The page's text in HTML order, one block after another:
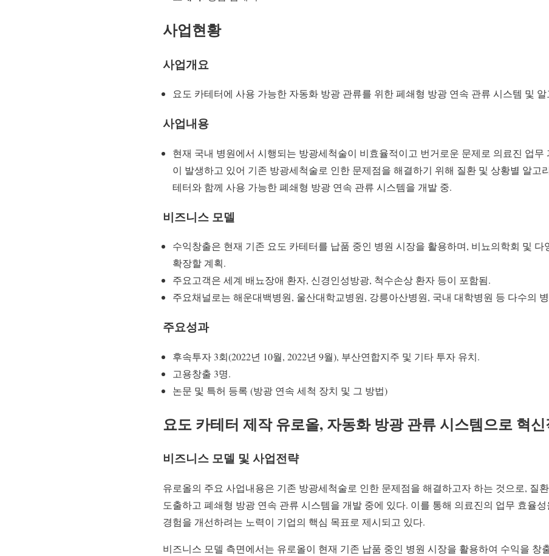
사업현황
사업개요
요도 카테터에 사용 가능한 자동화 방광 관류를 위한 페쇄형 방광 연속 관류 시스템 및
사업내용
현재 국내 병원에서 시행되는 방광세척술이 비효율적이고 번거로운 문제로 의료진 업무
이 발생하고 있어 기존 방광세척술로 인한 문제점을 해결하기 위해 질환 및 상황별 알고
테터와 함께 사용 가능한 폐쇄형 방광 연속 관류 시스템을 개발 중.
비즈니스 모델
수익창출은 현재 기존 요도 카테터를 납품 중인 병원 시장을 활용하며, 비뇨의학회 및 다
확장할 계획.
주요고객은 세계 배뇨장애 환자, 신경인성방광, 척수손상 환자 등이 포함됨.
주요채널로는 해운대백병원, 울산대학교병원, 강릉아산병원, 국내 대학병원 등 다수의
주요성과
후속투자 3회(2022년 10월, 2022년 9월), 부산연합지주 및 기타 투자 유치.
고용창출 3명.
논문 및 특허 등록 (방광 연속 세척 장치 및 그 방법)
요도 카테터 제작 유로올, 자동화 방광 관류 시스템으로 혁
비즈니스 모델 및 사업전략
유로올의 주요 사업내용은 기존 방광세척술로 인한 문제점을 해결하고자 하는 것으로, 질
도출하고 폐쇄형 방광 연속 관류 시스템을 개발 중에 있다. 이를 통해 의료진의 업무 효율
경험을 개선하려는 노력이 기업의 핵심 목표로 제시되고 있다.
비즈니스 모델 측면에서는 유로올이 현재 기존 납품 중인 병원 시장을 활용하여 수익을 창